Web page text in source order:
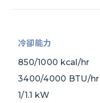
冷卻能力
850/1000 kcal/hr
3400/4000 BTU/hr
1/1.1 kW